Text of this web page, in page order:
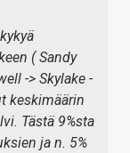
( Sandy
-> Skylake -
keskimäärin
Tästä 9%sta
ja n. 5%